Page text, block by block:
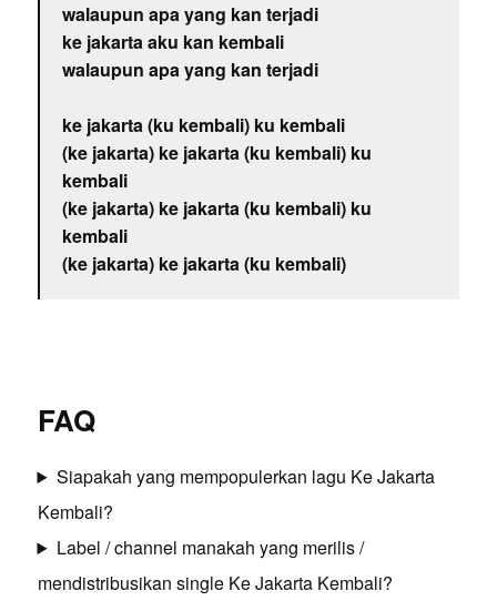
walaupun apa yang kan terjadi
ke jakarta aku kan kembali
walaupun apa yang kan terjadi
ke jakarta (ku kembali) ku kembali
(ke jakarta) ke jakarta (ku kembali) ku
kembali
(ke jakarta) ke jakarta (ku kembali) ku
kembali
(ke jakarta) ke jakarta (ku kembali)
FAQ
Siapakah yang mempopulerkan lagu Ke Jakarta
Kembali?
Label / channel manakah yang merilis /
mendistribusikan single Ke Jakarta Kembali?